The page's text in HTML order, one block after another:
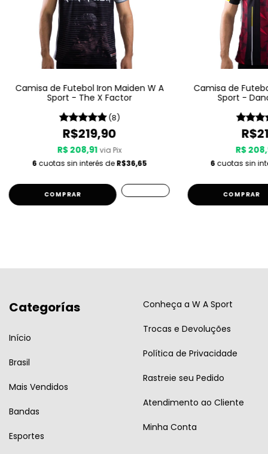
Camisa de Futebol Iron Maiden W A
Sport - The X Factor
(8)
R$219,90
R$ 208,91 via Pix
6 cuotas sin interés deR$36,65
COMPRAR
Camisa de
Sport -
R$
6 cuotas sin
COMPRAR
Categorías
Início
Brasil
Mais Vendidos
Bandas
Esportes
Conheça a W A Sport
Trocas e Devoluções
Política de Privacidade
Rastreie seu Pedido
Atendimento ao Cliente
Minha Conta